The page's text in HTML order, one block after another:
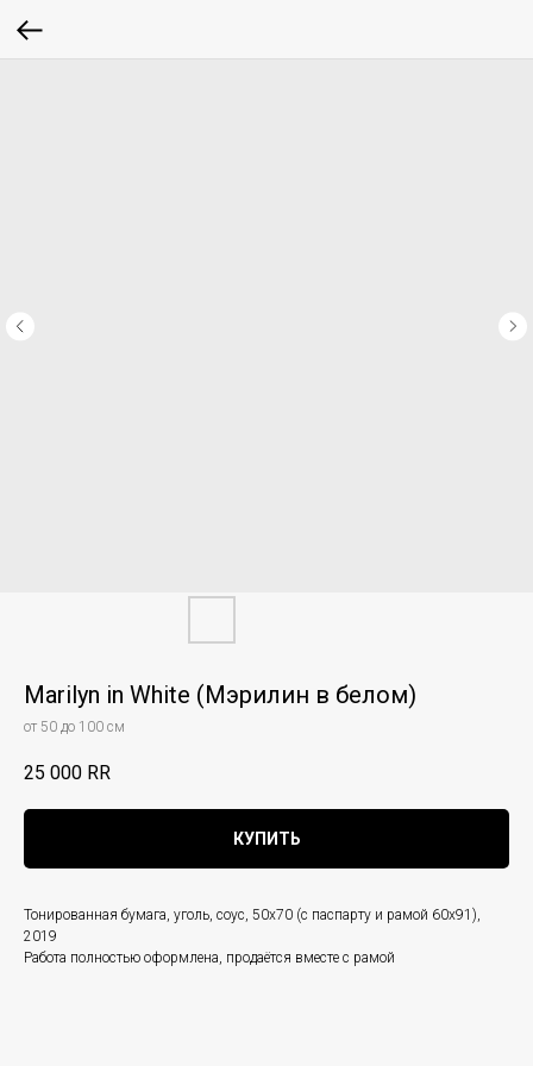
Marilyn in White (Мэрилин в белом)
от 50 до 100 см
25 000 RR
КУПИТЬ
Тонированная бумага, уголь, соус, 50х70 (с паспарту и рамой 60х91),
2019
Работа полностью оформлена, продаётся вместе с рамой